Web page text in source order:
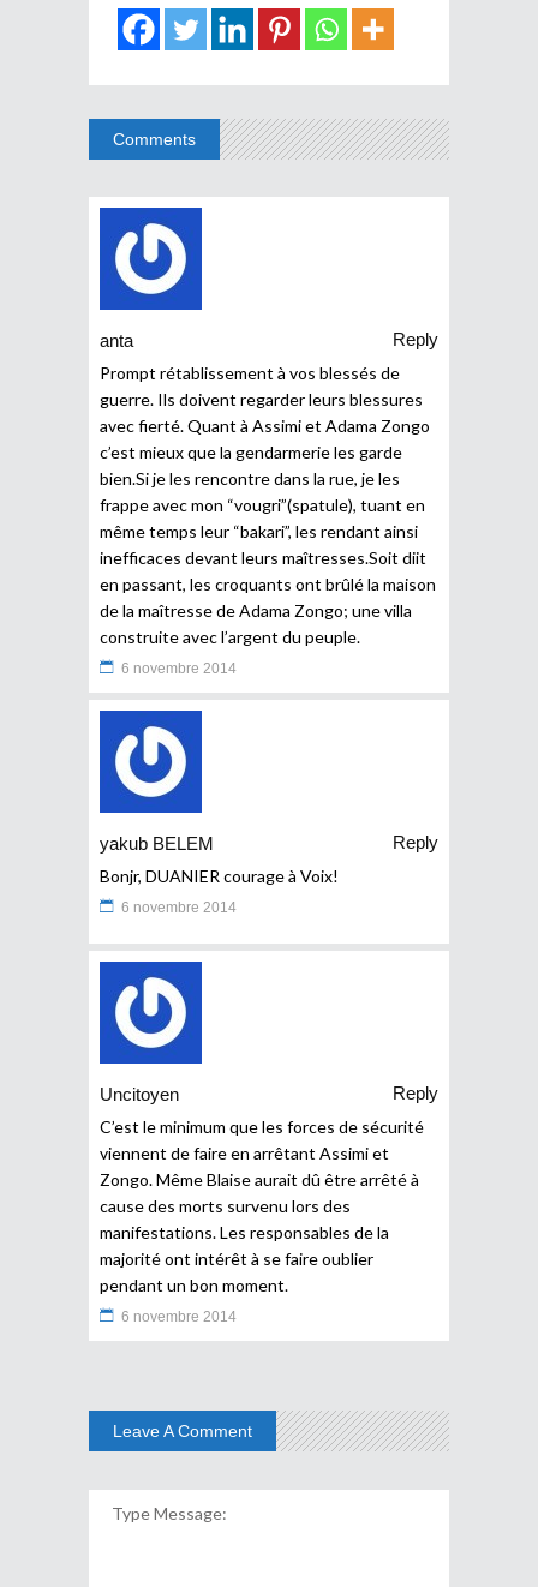
Comments
anta
Reply
Prompt rétablissement à vos blessés de
guerre. Ils doivent regarder leurs blessures
avec fierté. Quant à Assimi et Adama Zongo
c’est mieux que la gendarmerie les garde
bien.Si je les rencontre dans la rue, je les
frappe avec mon “vougri”(spatule), tuant en
même temps leur “bakari”, les rendant ainsi
inefficaces devant leurs maîtresses.Soit diit
en passant, les croquants ont brûlé la maison
de la maîtresse de Adama Zongo; une villa
construite avec l’argent du peuple.
6 novembre 2014
yakub BELEM
Reply
Bonjr, DUANIER courage à Voix!
6 novembre 2014
Uncitoyen
Reply
C’est le minimum que les forces de sécurité
viennent de faire en arrêtant Assimi et
Zongo. Même Blaise aurait dû être arrêté à
cause des morts survenu lors des
manifestations. Les responsables de la
majorité ont intérêt à se faire oublier
pendant un bon moment.
6 novembre 2014
Leave A Comment